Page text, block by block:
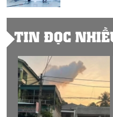
TIN ĐỌC